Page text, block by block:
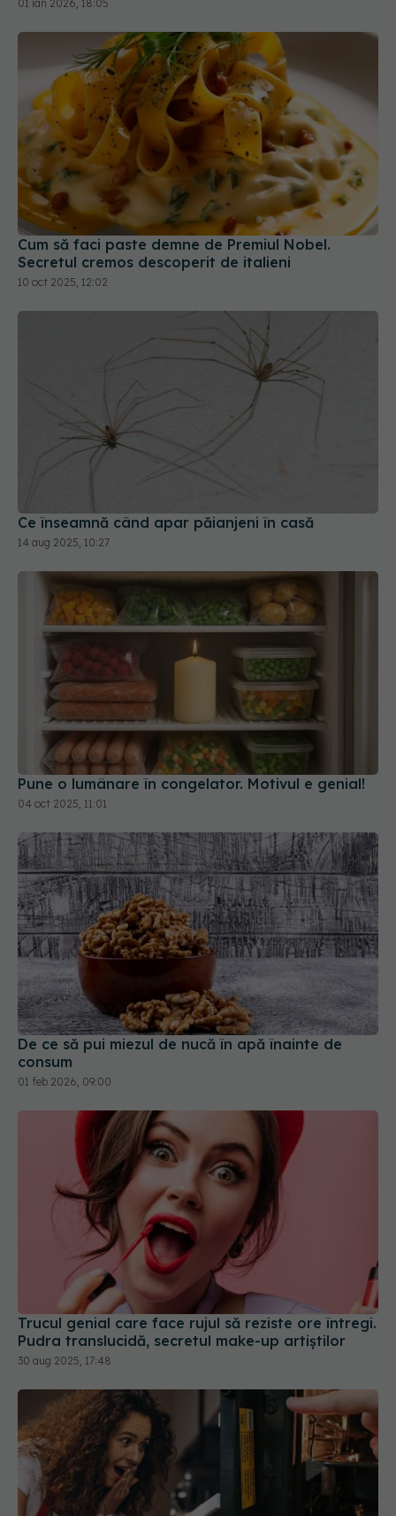
Cum să faci paste demne de Premiul Nobel.
Secretul cremos descoperit de italieni
10 oct 2025, 12:02
Pune o lumânare în congelator. Motivul e genial!
04 oct 2025, 11:01
De ce să pui miezul de nucă în apă înainte de
consum
01 feb 2026, 09:00
Trucul genial care face rujul să reziste ore întregi.
Pudra translucidă, secretul make-up artiștilor
30 aug 2025, 17:48